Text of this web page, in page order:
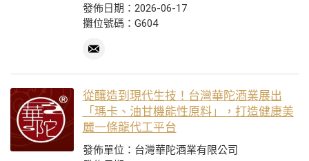
發佈日期：2026-06-17
攤位號碼：G604
從釀造到現代生技！台灣華陀酒業展出
「瑪卡、油甘機能性原料」，打造健康美
麗一條龍代工平台
發佈單位：台灣華陀酒業有限公司